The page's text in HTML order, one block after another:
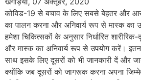
कोविड-19 से बचाव के लिए सबसे बेहतर और
का पालन करना और अनिवार्य रूप से मास्क का
हमेशा चिकित्सकों के अनुसार निर्धारित
और मास्क का अनिवार्य रूप से उपयोग करें।
साथ इसके लिए दूसरों को भी जानकारी दें और
क्योंकि जब दूसरों को जागरूक करना अपना